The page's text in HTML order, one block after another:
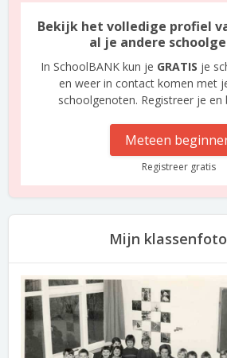
Bekijk het volledige profiel
al je andere
In SchoolBANK kun je GRATIS je
en weer in contact komen met
schoolgenoten. Registreer je en
Meteen
Registreer gratis
Mijn